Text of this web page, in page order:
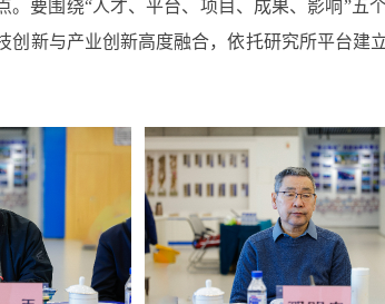
要围绕“人才、平台、项目、成果、影响”
新与产业创新高度融合，依托研究所平台